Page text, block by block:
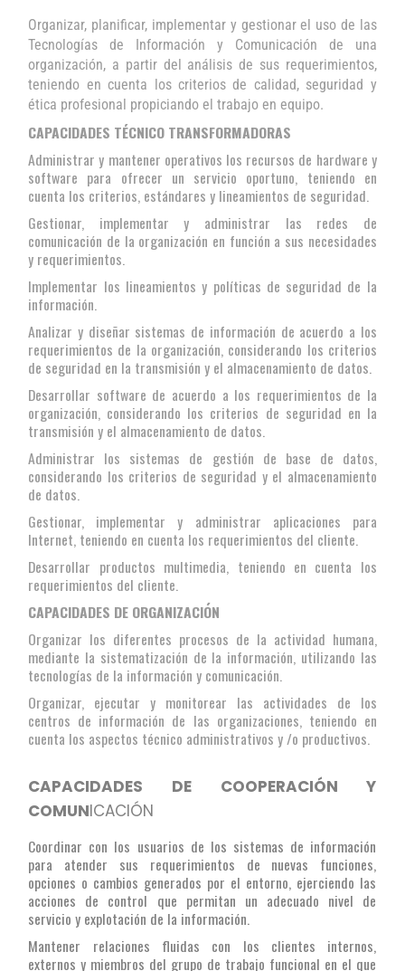
Organizar, planificar, implementar y gestionar el uso de las
Tecnologías de Información y Comunicación de una
organización, a partir del análisis de sus requerimientos,
teniendo en cuenta los criterios de calidad, seguridad y
ética profesional propiciando el trabajo en equipo.
CAPACIDADES TÉCNICO TRANSFORMADORAS
Administrar y mantener operativos los recursos de hardware y
software para ofrecer un servicio oportuno, teniendo en
cuenta los criterios, estándares y lineamientos de seguridad.
Gestionar, implementar y administrar las redes de
comunicación de la organización en función a sus necesidades
y requerimientos.
Implementar los lineamientos y políticas de seguridad de la
información.
Analizar y diseñar sistemas de información de acuerdo a los
requerimientos de la organización, considerando los criterios
de seguridad en la transmisión y el almacenamiento de datos.
Desarrollar software de acuerdo a los requerimientos de la
organización, considerando los criterios de seguridad en la
transmisión y el almacenamiento de datos.
Administrar los sistemas de gestión de base de datos,
considerando los criterios de seguridad y el almacenamiento
de datos.
Gestionar, implementar y administrar aplicaciones para
Internet, teniendo en cuenta los requerimientos del cliente.
Desarrollar productos multimedia, teniendo en cuenta los
requerimientos del cliente.
CAPACIDADES DE ORGANIZACIÓN
Organizar los diferentes procesos de la actividad humana,
mediante la sistematización de la información, utilizando las
tecnologías de la información y comunicación.
Organizar, ejecutar y monitorear las actividades de los
centros de información de las organizaciones, teniendo en
cuenta los aspectos técnico administrativos y /o productivos.
CAPACIDADES DE COOPERACIÓN Y
COMUNICACIÓN
Coordinar con los usuarios de los sistemas de información
para atender sus requerimientos de nuevas funciones,
opciones o cambios generados por el entorno, ejerciendo las
acciones de control que permitan un adecuado nivel de
servicio y explotación de la información.
Mantener relaciones fluidas con los clientes internos,
externos y miembros del grupo de trabajo funcional en el que